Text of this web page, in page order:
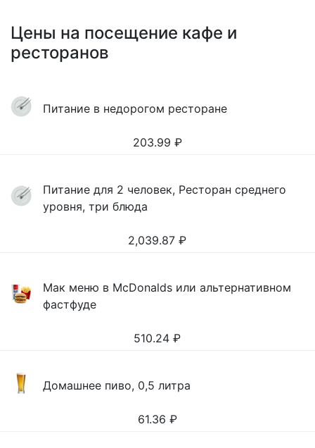
Цены на посещение кафе и
ресторанов
Питание в недорогом ресторане
203.99 ₽
Питание для 2 человек, Ресторан среднего
уровня, три блюда
2,039.87 ₽
Мак меню в McDonalds или альтернативном
фастфуде
510.24 ₽
Домашнее пиво, 0,5 литра
61.36 ₽